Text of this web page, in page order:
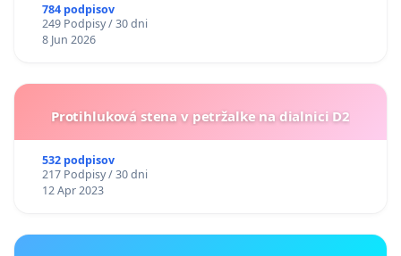
784 podpisov
249 Podpisy / 30 dni
8 Jun 2026
Protihluková stena v petržalke na dialnici D2
532 podpisov
217 Podpisy / 30 dni
12 Apr 2023